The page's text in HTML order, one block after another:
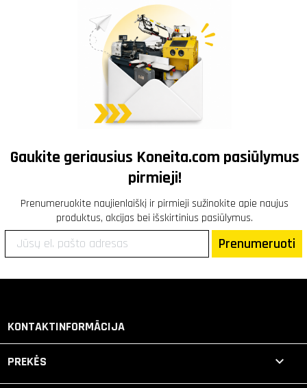
Gaukite geriausius Koneita.com pasiūlymus
pirmieji!
Prenumeruokite naujienlaiškį ir pirmieji sužinokite apie naujus
produktus, akcijas bei išskirtinius pasiūlymus.
Prenumeruoti
KONTAKTINFORMĀCIJA
PREKĖS 